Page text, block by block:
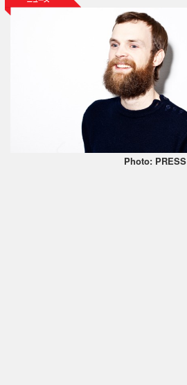
Photo: PRESS